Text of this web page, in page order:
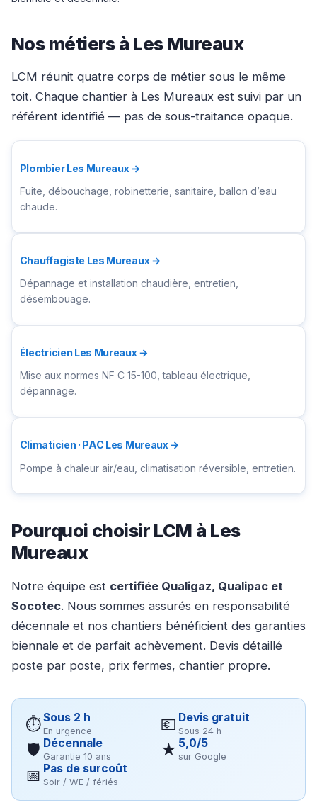
Nos métiers à Les Mureaux
LCM réunit quatre corps de métier sous le même
toit. Chaque chantier à Les Mureaux est suivi par un
référent identifié — pas de sous-traitance opaque.
Plombier Les Mureaux →
Fuite, débouchage, robinetterie, sanitaire, ballon d’eau
chaude.
Chauffagiste Les Mureaux →
Dépannage et installation chaudière, entretien,
désembouage.
Électricien Les Mureaux →
Mise aux normes NF C 15-100, tableau électrique,
dépannage.
Climaticien · PAC Les Mureaux →
Pompe à chaleur air/eau, climatisation réversible, entretien.
Pourquoi choisir LCM à Les
Mureaux
Notre équipe est certifiée Qualigaz, Qualipac et
Socotec. Nous sommes assurés en responsabilité
décennale et nos chantiers bénéficient des garanties
biennale et de parfait achèvement. Devis détaillé
poste par poste, prix fermes, chantier propre.
⏱Sous 2 h
En urgence 💶 Devis gratuit
Sous 24 h
🛡 Décennale
Garantie 10 ans ★ 5,0/5
sur Google
📅 Pas de surcoût
Soir / WE / fériés